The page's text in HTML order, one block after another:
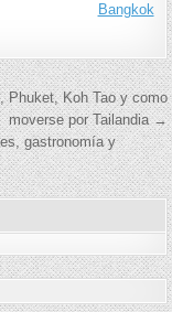
Bangkok
Phuket, Koh Tao y como
moverse por Tailandia →
gastronomía y